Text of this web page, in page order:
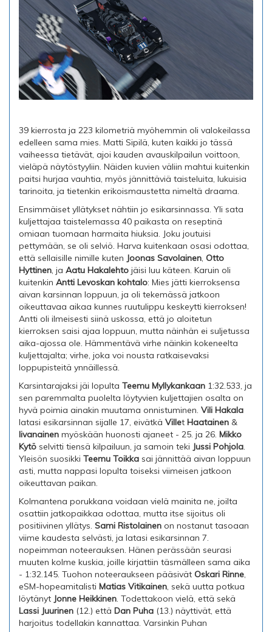
39 kierrosta ja 223 kilometriä myöhemmin oli valokeilassa
edelleen sama mies. Matti Sipilä, kuten kaikki jo tässä
vaiheessa tietävät, ajoi kauden avauskilpailun voittoon,
vieläpä näytöstyyliin. Näiden kuvien väliin mahtui kuitenkin
paitsi hurjaa vauhtia, myös jännittäviä taisteluita, lukuisia
tarinoita, ja tietenkin erikoismaustetta nimeltä draama.
Ensimmäiset yllätykset nähtiin jo esikarsinnassa. Yli sata
kuljettajaa taistelemassa 40 paikasta on reseptinä
omiaan tuomaan harmaita hiuksia. Joku joutuisi
pettymään, se oli selviö. Harva kuitenkaan osasi odottaa,
että sellaisille nimille kuten Joonas Savolainen, Otto
Hyttinen, ja Aatu Hakalehto jäisi luu käteen. Karuin oli
kuitenkin Antti Levoskan kohtalo: Mies jätti kierroksensa
aivan karsinnan loppuun, ja oli tekemässä jatkoon
oikeuttavaa aikaa kunnes ruutulippu keskeytti kierroksen!
Antti oli ilmeisesti siinä uskossa, että jo aloitetun
kierroksen saisi ajaa loppuun, mutta näinhän ei suljetussa
aika-ajossa ole. Hämmentävä virhe näinkin kokeneelta
kuljettajalta; virhe, joka voi nousta ratkaisevaksi
loppupisteitä ynnäillessä.
Karsintarajaksi jäi lopulta Teemu Myllykankaan 1:32.533, ja
sen paremmalta puolelta löytyvien kuljettajien osalta on
hyvä poimia ainakin muutama onnistuminen. Vili Hakala
latasi esikarsinnan sijalle 17, eivätkä Villet Haatainen &
Iivanainen myöskään huonosti ajaneet - 25. ja 26. Mikko
Kytö selvitti tiensä kilpailuun, ja samoin teki Jussi Pohjola.
Yleisön suosikki Teemu Toikka sai jännittää aivan loppuun
asti, mutta nappasi lopulta toiseksi viimeisen jatkoon
oikeuttavan paikan.
Kolmantena porukkana voidaan vielä mainita ne, joilta
osattiin jatkopaikkaa odottaa, mutta itse sijoitus oli
positiivinen yllätys. Sami Ristolainen on nostanut tasoaan
viime kaudesta selvästi, ja latasi esikarsinnan 7.
nopeimman noteerauksen. Hänen perässään seurasi
muuten kolme kuskia, joille kirjattiin täsmälleen sama aika
- 1:32.145. Tuohon noteeraukseen pääsivät Oskari Rinne,
eSM-hopeamitalisti Matias Vitikainen, sekä uutta potkua
löytänyt Jonne Heikkinen. Todettakoon vielä, että sekä
Lassi Juurinen (12.) että Dan Puha (13.) näyttivät, että
harjoitus todellakin kannattaa. Varsinkin Puhan